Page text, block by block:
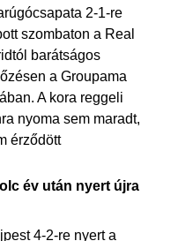
2-1-re
szombaton a Real
barátságos
a Groupama
A kora reggeli
nyoma sem maradt,
érződött
év után nyert újra
4-2-re nyert a